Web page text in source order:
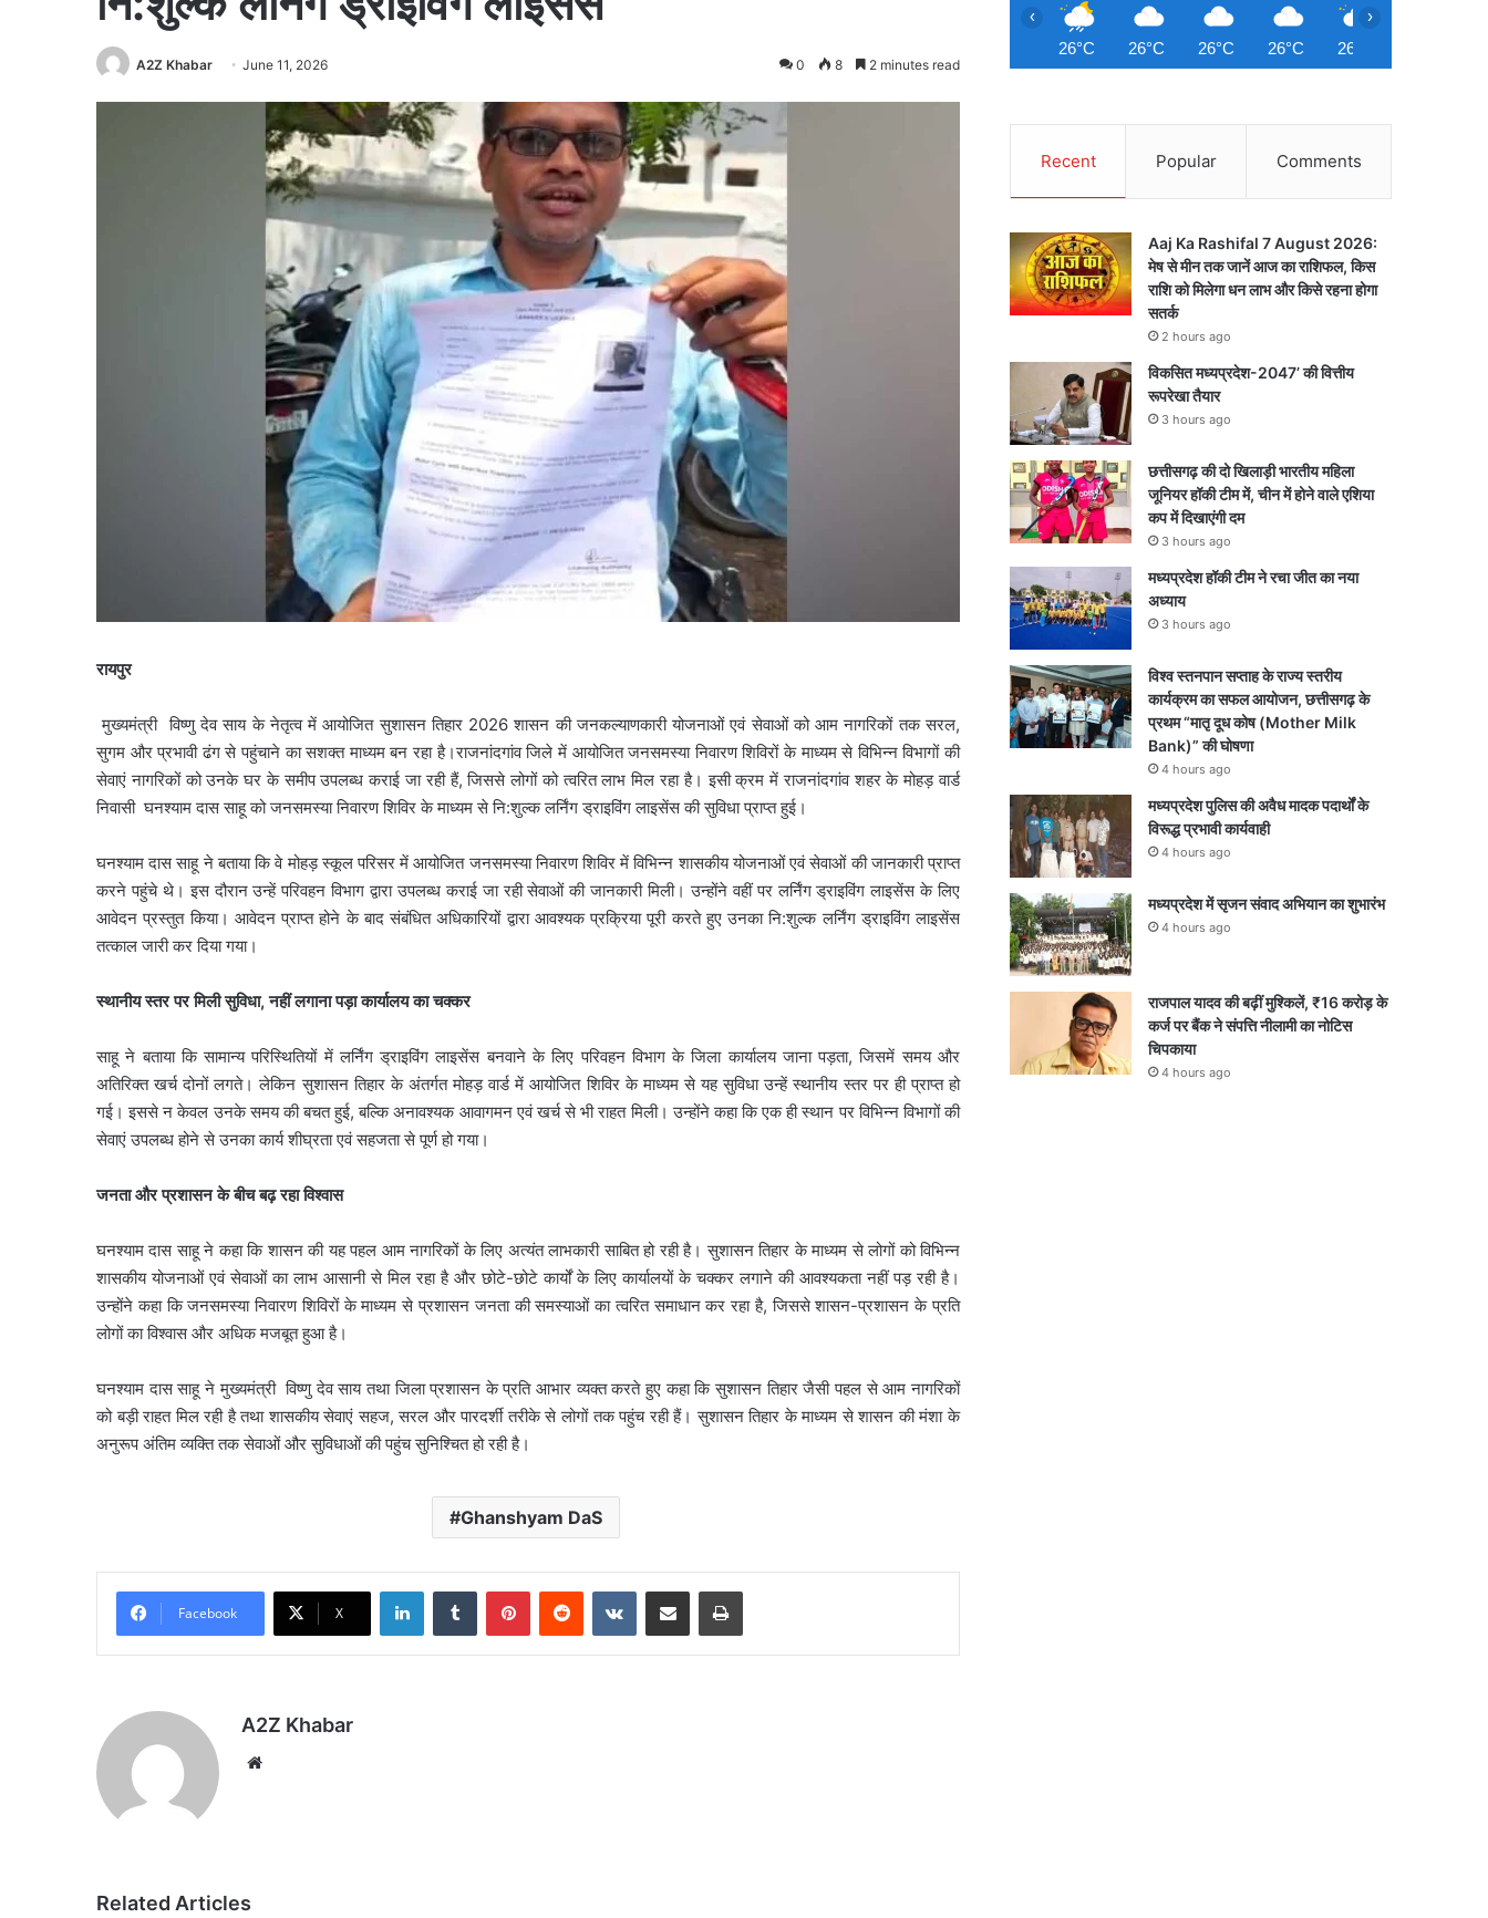
A2Z Khabar June 11, 2026 0 8 2 minutes read
रायपुर
मुख्यमंत्री विष्णु देव साय के नेतृत्व में आयोजित सुशासन तिहार 2026 शासन की जनकल्याणकारी योजनाओं एवं सेवाओं को आम नागरिकों तक सरल,
सुगम और प्रभावी ढंग से पहुंचाने का सशक्त माध्यम बन रहा है।राजनांदगांव जिले में आयोजित जनसमस्या निवारण शिविरों के माध्यम से विभिन्न विभागों की
सेवाएं नागरिकों को उनके घर के समीप उपलब्ध कराई जा रही हैं, जिससे लोगों को त्वरित लाभ मिल रहा है। इसी क्रम में राजनांदगांव शहर के मोहड़ वार्ड
निवासी घनश्याम दास साहू को जनसमस्या निवारण शिविर के माध्यम से नि:शुल्क लर्निंग ड्राइविंग लाइसेंस की सुविधा प्राप्त हुई।
घनश्याम दास साहू ने बताया कि वे मोहड़ स्कूल परिसर में आयोजित जनसमस्या निवारण शिविर में विभिन्न शासकीय योजनाओं एवं सेवाओं की जानकारी प्राप्त
करने पहुंचे थे। इस दौरान उन्हें परिवहन विभाग द्वारा उपलब्ध कराई जा रही सेवाओं की जानकारी मिली। उन्होंने वहीं पर लर्निंग ड्राइविंग लाइसेंस के लिए
आवेदन प्रस्तुत किया। आवेदन प्राप्त होने के बाद संबंधित अधिकारियों द्वारा आवश्यक प्रक्रिया पूरी करते हुए उनका नि:शुल्क लर्निंग ड्राइविंग लाइसेंस
तत्काल जारी कर दिया गया।
स्थानीय स्तर पर मिली सुविधा, नहीं लगाना पड़ा कार्यालय का चक्कर
साहू ने बताया कि सामान्य परिस्थितियों में लर्निंग ड्राइविंग लाइसेंस बनवाने के लिए परिवहन विभाग के जिला कार्यालय जाना पड़ता, जिसमें समय और
अतिरिक्त खर्च दोनों लगते। लेकिन सुशासन तिहार के अंतर्गत मोहड़ वार्ड में आयोजित शिविर के माध्यम से यह सुविधा उन्हें स्थानीय स्तर पर ही प्राप्त हो
गई। इससे न केवल उनके समय की बचत हुई, बल्कि अनावश्यक आवागमन एवं खर्च से भी राहत मिली। उन्होंने कहा कि एक ही स्थान पर विभिन्न विभागों की
सेवाएं उपलब्ध होने से उनका कार्य शीघ्रता एवं सहजता से पूर्ण हो गया।
जनता और प्रशासन के बीच बढ़ रहा विश्वास
घनश्याम दास साहू ने कहा कि शासन की यह पहल आम नागरिकों के लिए अत्यंत लाभकारी साबित हो रही है। सुशासन तिहार के माध्यम से लोगों को विभिन्न
शासकीय योजनाओं एवं सेवाओं का लाभ आसानी से मिल रहा है और छोटे-छोटे कार्यों के लिए कार्यालयों के चक्कर लगाने की आवश्यकता नहीं पड़ रही है।
उन्होंने कहा कि जनसमस्या निवारण शिविरों के माध्यम से प्रशासन जनता की समस्याओं का त्वरित समाधान कर रहा है, जिससे शासन-प्रशासन के प्रति
लोगों का विश्वास और अधिक मजबूत हुआ है।
घनश्याम दास साहू ने मुख्यमंत्री विष्णु देव साय तथा जिला प्रशासन के प्रति आभार व्यक्त करते हुए कहा कि सुशासन तिहार जैसी पहल से आम नागरिकों
को बड़ी राहत मिल रही है तथा शासकीय सेवाएं सहज, सरल और पारदर्शी तरीके से लोगों तक पहुंच रही हैं। सुशासन तिहार के माध्यम से शासन की मंशा के
अनुरूप अंतिम व्यक्ति तक सेवाओं और सुविधाओं की पहुंच सुनिश्चित हो रही है।
Ghanshyam DaS
Facebook X
LinkedInTumblr PinterestReddit VKontakteShare via Email Print
A2Z Khabar
Related Articles
26°C 26°C 26°C 26°C 26°C
‹ ›
Recent Popular Comments
Aaj Ka Rashifal 7 August 2026:
मेष से मीन तक जानें आज का राशिफल, किस
राशि को मिलेगा धन लाभ और किसे रहना होगा
सतर्क
2 hours ago
विकसित मध्यप्रदेश-2047’ की वित्तीय
रूपरेखा तैयार
3 hours ago
छत्तीसगढ़ की दो खिलाड़ी भारतीय महिला
जूनियर हॉकी टीम में, चीन में होने वाले एशिया
कप में दिखाएंगी दम
3 hours ago
मध्यप्रदेश हॉकी टीम ने रचा जीत का नया
अध्याय
3 hours ago
विश्व स्तनपान सप्ताह के राज्य स्तरीय
कार्यक्रम का सफल आयोजन, छत्तीसगढ़ के
प्रथम “मातृ दूध कोष (Mother Milk
Bank)” की घोषणा
4 hours ago
मध्यप्रदेश पुलिस की अवैध मादक पदार्थों के
विरूद्ध प्रभावी कार्यवाही
4 hours ago
मध्यप्रदेश में सृजन संवाद अभियान का शुभारंभ
4 hours ago
राजपाल यादव की बढ़ीं मुश्किलें, ₹16 करोड़ के
कर्ज पर बैंक ने संपत्ति नीलामी का नोटिस
चिपकाया
4 hours ago